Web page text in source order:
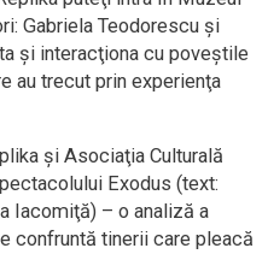
Gabriela Teodorescu şi
şi interacţiona cu poveştile
au trecut prin experienţa
şi Asociaţia Culturală
Exodus (text:
Iacomiţă) – o analiză a
confruntă tinerii care pleacă